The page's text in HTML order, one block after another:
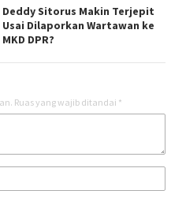
Deddy Sitorus Makin Terjepit
Usai Dilaporkan Wartawan ke
MKD DPR?
Ruas yang wajib ditandai *